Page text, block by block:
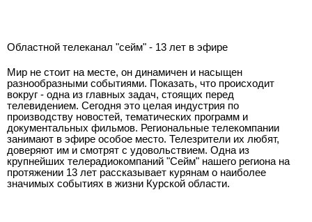
Областной телеканал "сейм" - 13 лет в эфире
Мир не стоит на месте, он динамичен и насыщен
разнообразными событиями. Показать, что происходит
вокруг - одна из главных задач, стоящих перед
телевидением. Сегодня это целая индустрия по
производству новостей, тематических программ и
документальных фильмов. Региональные телекомпании
занимают в эфире особое место. Телезрители их любят,
доверяют им и смотрят с удовольствием. Одна из
крупнейших телерадиокомпаний "Сейм" нашего региона на
протяжении 13 лет рассказывает курянам о наиболее
значимых событиях в жизни Курской области.